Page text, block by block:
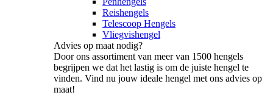
Reishengels
Telescoop Hengels
Vliegvishengel
Advies op maat nodig?
Door ons assortiment van meer van 1500 hengels
begrijpen we dat het lastig is om de juiste hengel te
vinden. Vind nu jouw ideale hengel met ons advies op
maat!